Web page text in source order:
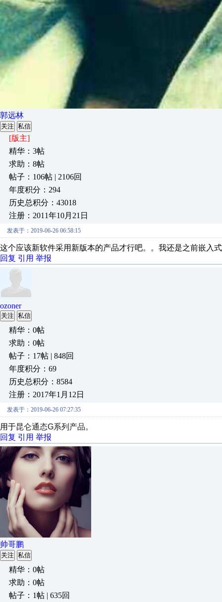
郭远林
关注 私信
[版主]
精华：3帖
求助：8帖
帖子：106帖 | 2106回
年度积分：294
历史总积分：43018
注册：2011年10月21日
发表于：2019-06-26 06:58:15
这个应该新软件采用新版本的产品才行吧。。我还是之前嵌入
回复 引用 举报
ozoner
关注 私信
精华：0帖
求助：0帖
帖子：17帖 | 848回
年度积分：69
历史总积分：8584
注册：2017年1月12日
发表于：2019-06-26 07:27:35
用于昆仑通态G系列产品。
回复 引用 举报
帅哥鹏
关注 私信
精华：0帖
求助：0帖
帖子：1帖 | 635回